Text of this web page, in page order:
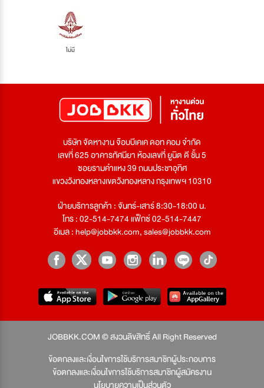
ไม่มี
บริษัท จัดหางาน จ๊อบบีเคเค ดอท คอม จำกัด
เลขที่ 625 อาคารทัศนียา ห้องเลขที่ ยูนิต ดี ชั้น 5
ซอยรามคำแหง 39 ถนนประชาอุทิศ
แขวงวังทองหลางเขตวังทองหลาง กรุงเทพฯ 10310
ฝ่ายบริการลูกค้า : จันทร์-เสาร์ 8:30-18:00 น.
โทร : 02-514-7474 แฟ็กซ์ 02-514-7447
อีเมล :help@jobbkk.com,sales@jobbkk.com
JOBBKK.COM © สงวนลิขสิทธิ์ All Right Reserved
ข้อตกลงและเงื่อนไขการใช้บริการสมาชิกผู้ประกอบการ
ข้อตกลงและเงื่อนไขการใช้บริการสมาชิกผู้สมัครงาน